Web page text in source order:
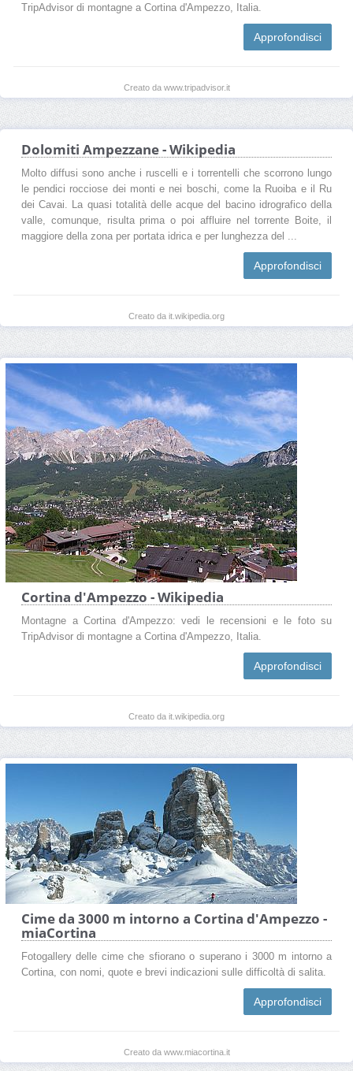
TripAdvisor di montagne a Cortina d'Ampezzo, Italia.
Approfondisci
Creato da www.tripadvisor.it
Dolomiti Ampezzane - Wikipedia
Molto diffusi sono anche i ruscelli e i torrentelli che scorrono lungo
le pendici rocciose dei monti e nei boschi, come la Ruoiba e il Ru
dei Cavai. La quasi totalità delle acque del bacino idrografico della
valle, comunque, risulta prima o poi affluire nel torrente Boite, il
maggiore della zona per portata idrica e per lunghezza del ...
Approfondisci
Creato da it.wikipedia.org
Cortina d'Ampezzo - Wikipedia
Montagne a Cortina d'Ampezzo: vedi le recensioni e le foto su
TripAdvisor di montagne a Cortina d'Ampezzo, Italia.
Approfondisci
Creato da it.wikipedia.org
Cime da 3000 m intorno a Cortina d'Ampezzo -
miaCortina
Fotogallery delle cime che sfiorano o superano i 3000 m intorno a
Cortina, con nomi, quote e brevi indicazioni sulle difficoltà di salita.
Approfondisci
Creato da www.miacortina.it